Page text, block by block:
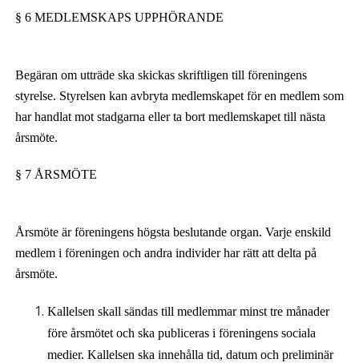
§ 6 MEDLEMSKAPS UPPHÖRANDE
Begäran om utträde ska skickas skriftligen till föreningens
styrelse. Styrelsen kan avbryta medlemskapet för en medlem som
har handlat mot stadgarna eller ta bort medlemskapet till nästa
årsmöte.
§ 7 ÅRSMÖTE
Årsmöte är föreningens högsta beslutande organ. Varje enskild
medlem i föreningen och andra individerhar rätt att delta på
årsmöte.
Kallelsen skall sändas till medlemmar minst tre månader
före årsmötet och ska publiceras i föreningens sociala
medier. Kallelsen ska innehålla tid, datum och preliminär